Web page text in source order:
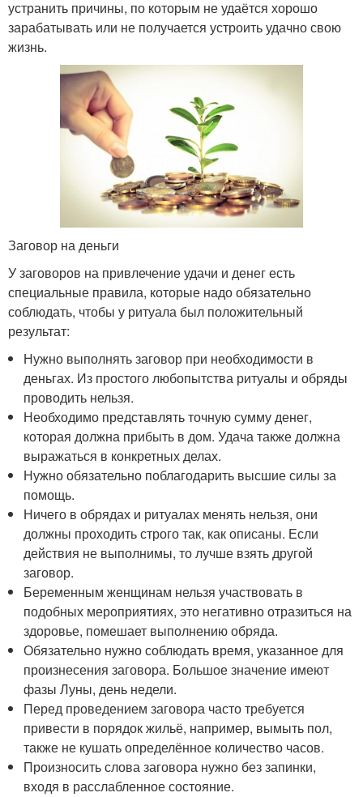
устранить причины, по которым не удаётся хорошо
зарабатывать или не получается устроить удачно свою
жизнь.
Заговор на деньги
У заговоров на привлечение удачи и денег есть
специальные правила, которые надо обязательно
соблюдать, чтобы у ритуала был положительный
результат:
Нужно выполнять заговор при необходимости в
деньгах. Из простого любопытства ритуалы и обряды
проводить нельзя.
Необходимо представлять точную сумму денег,
которая должна прибыть в дом. Удача также должна
выражаться в конкретных делах.
Нужно обязательно поблагодарить высшие силы за
помощь.
Ничего в обрядах и ритуалах менять нельзя, они
должны проходить строго так, как описаны. Если
действия не выполнимы, то лучше взять другой
заговор.
Беременным женщинам нельзя участвовать в
подобных мероприятиях, это негативно отразиться на
здоровье, помешает выполнению обряда.
Обязательно нужно соблюдать время, указанное для
произнесения заговора. Большое значение имеют
фазы Луны, день недели.
Перед проведением заговора часто требуется
привести в порядок жильё, например, вымыть пол,
также не кушать определённое количество часов.
Произносить слова заговора нужно без запинки,
входя в расслабленное состояние.